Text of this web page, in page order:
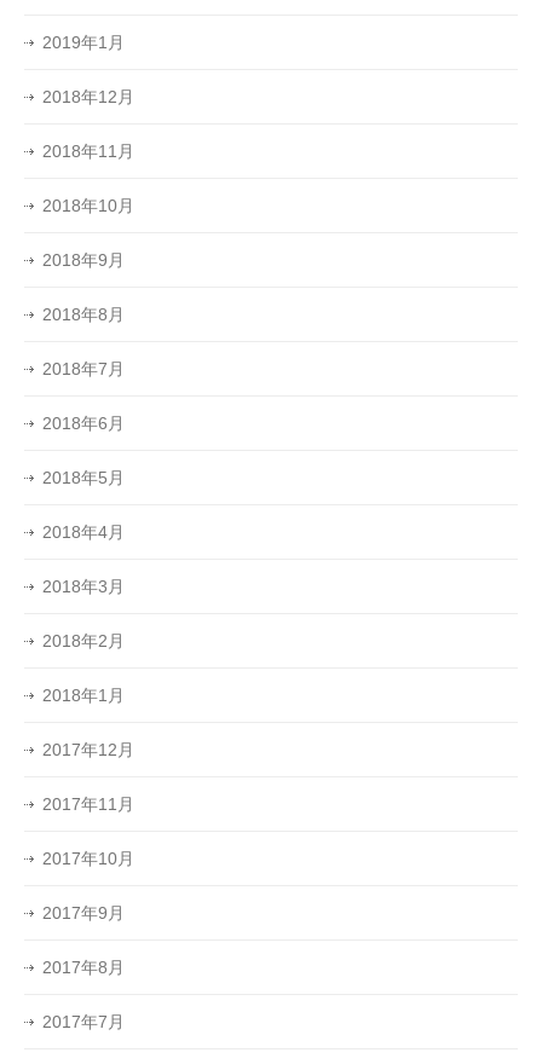
2019年1月
2018年12月
2018年11月
2018年10月
2018年9月
2018年8月
2018年7月
2018年6月
2018年5月
2018年4月
2018年3月
2018年2月
2018年1月
2017年12月
2017年11月
2017年10月
2017年9月
2017年8月
2017年7月